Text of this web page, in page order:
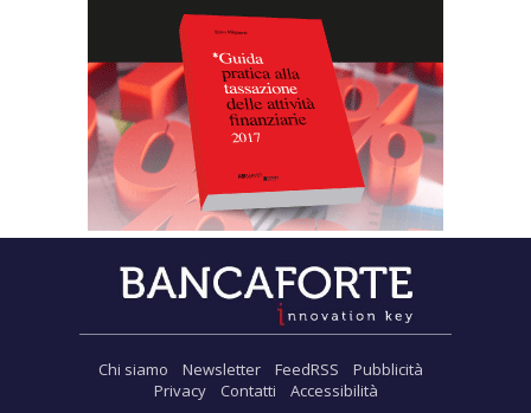
Chi siamo Newsletter FeedRSS
Pubblicità
Privacy
Contatti Accessibilità